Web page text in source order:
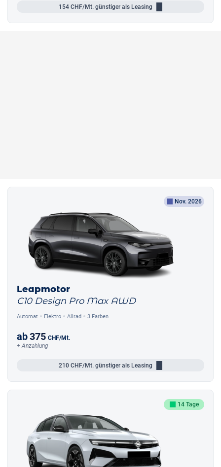
154 CHF/Mt. günstiger als Leasing
Nov. 2026
Leapmotor
C10 Design Pro Max AWD
Automat Elektro Allrad 3 Farben
ab375 CHF/Mt.
+ Anzahlung
210 CHF/Mt. günstiger als Leasing
14 Tage